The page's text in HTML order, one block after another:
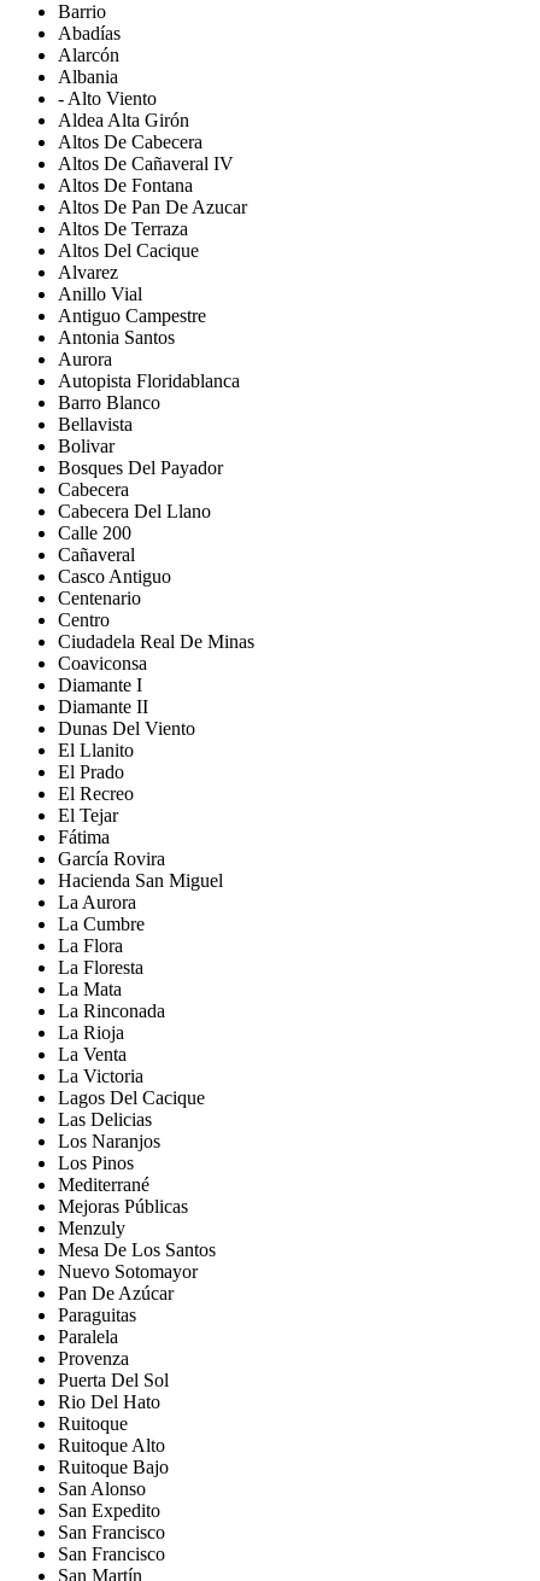
Barrio
Abadías
Alarcón
Albania
- Alto Viento
Aldea Alta Girón
Altos De Cabecera
Altos De Cañaveral IV
Altos De Fontana
Altos De Pan De Azucar
Altos De Terraza
Altos Del Cacique
Alvarez
Anillo Vial
Antiguo Campestre
Antonia Santos
Aurora
Autopista Floridablanca
Barro Blanco
Bellavista
Bolivar
Bosques Del Payador
Cabecera
Cabecera Del Llano
Calle 200
Cañaveral
Casco Antiguo
Centenario
Centro
Ciudadela Real De Minas
Coaviconsa
Diamante I
Diamante II
Dunas Del Viento
El Llanito
El Prado
El Recreo
El Tejar
Fátima
García Rovira
Hacienda San Miguel
La Aurora
La Cumbre
La Flora
La Floresta
La Mata
La Rinconada
La Rioja
La Venta
La Victoria
Lagos Del Cacique
Las Delicias
Los Naranjos
Los Pinos
Mediterrané
Mejoras Públicas
Menzuly
Mesa De Los Santos
Nuevo Sotomayor
Pan De Azúcar
Paraguitas
Paralela
Provenza
Puerta Del Sol
Rio Del Hato
Ruitoque
Ruitoque Alto
Ruitoque Bajo
San Alonso
San Expedito
San Francisco
San Francisco
San Martín